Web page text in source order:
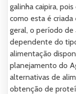
galinha caipira,
como esta é
geral, o período
dependente do
alimentação
planejamento do
alternativas de
obtenção de